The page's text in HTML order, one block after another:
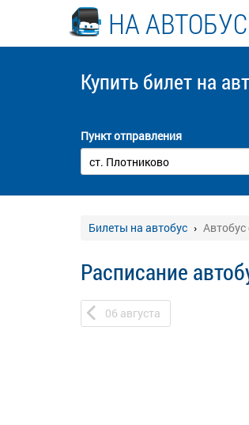
НА АВТОБУС
Купить билет на
Пункт отправления
Билеты на автобус Автобус
Расписание
06 августа